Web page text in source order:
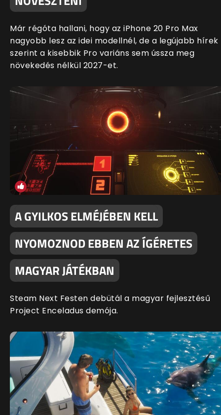
Már régóta hallani, hogy az iPhone 20 Pro Max
nagyobb lesz az idei modellnél, de a legújabb hírek
szerint a kisebbik Pro variáns sem ússza meg
növekedés nélkül 2027-et.
A GYILKOS ELMÉJÉBEN KELL
NYOMOZNOD EBBEN AZ ÍGÉRETES
MAGYAR JÁTÉKBAN
Steam Next Festen debütál a magyar fejlesztésű
Project Enceladus demója.